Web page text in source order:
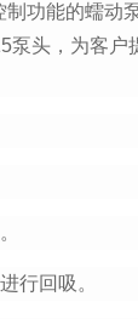
功能的蠕动
头，为客
行回吸。